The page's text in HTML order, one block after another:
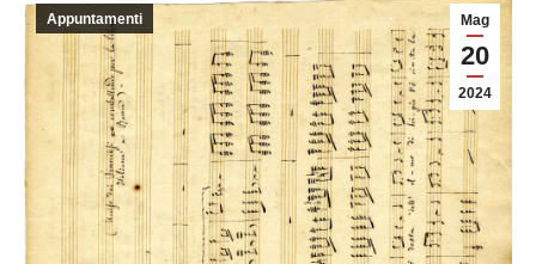
Mag
20
2024
Appuntamenti